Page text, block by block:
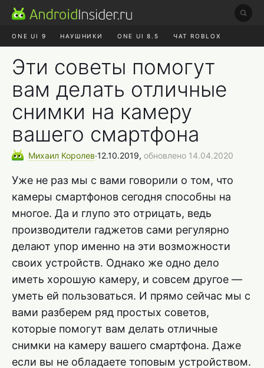
ONE UI 9 НАУШНИКИ ONE UI 8.5 ЧАТ ROBLOX
Эти советы помогут
вам делать отличные
снимки на камеру
вашего смартфона
Михаил Королев∙12.10.2019, обновлено 14.04.2020
Уже не раз мы с вами говорили о том, что
камеры смартфонов сегодня способны на
многое. Да и глупо это отрицать, ведь
производители гаджетов сами регулярно
делают упор именно на эти возможности
своих устройств. Однако же одно дело
иметь хорошую камеру, и совсем другое —
уметь ей пользоваться. И прямо сейчас мы с
вами разберем ряд простых советов,
которые помогут вам делать отличные
снимки на камеру вашего смартфона. Даже
если вы не обладаете топовым устройством.